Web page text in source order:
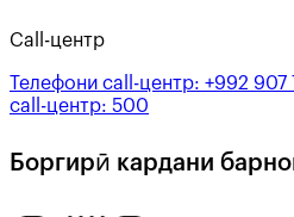
Call-центр
Телефони call-центр: +992 907
call-центр: 500
Боргирӣ кардани